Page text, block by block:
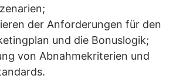
der Anforderungen für den
und die Bonuslogik;
von Abnahmekriterien und